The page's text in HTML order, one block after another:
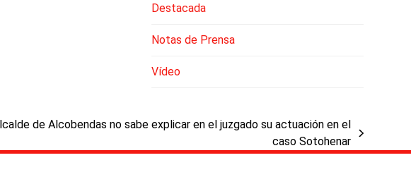
Destacada
Notas de Prensa
Vídeo
de Alcobendas no sabe explicar en el juzgado su actuación en el
caso Sotohenar